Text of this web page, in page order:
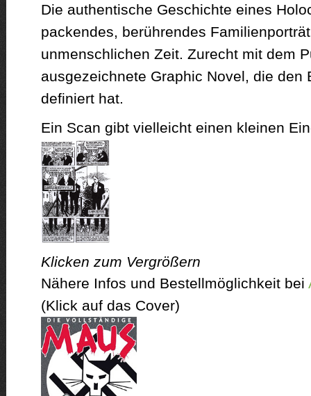
Die authentische Geschichte eines
packendes, berührendes
unmenschlichen Zeit. Zurecht mit dem
ausgezeichnete Graphic Novel, die den
definiert hat.
Ein Scan gibt vielleicht einen kleinen
Klicken zum Vergrößern
Nähere Infos und Bestellmöglichkeit bei
(Klick auf das Cover)